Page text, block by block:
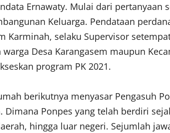
Ernawaty. Mulai dari pertanyaan
Keluarga. Pendataan
Karminah, selaku Supervisor
Desa Karangasem maupun
program PK 2021.
berikutnya menyasar Pengasuh
Dimana Ponpes yang telah berdiri
hingga luar negeri. Sejumlah